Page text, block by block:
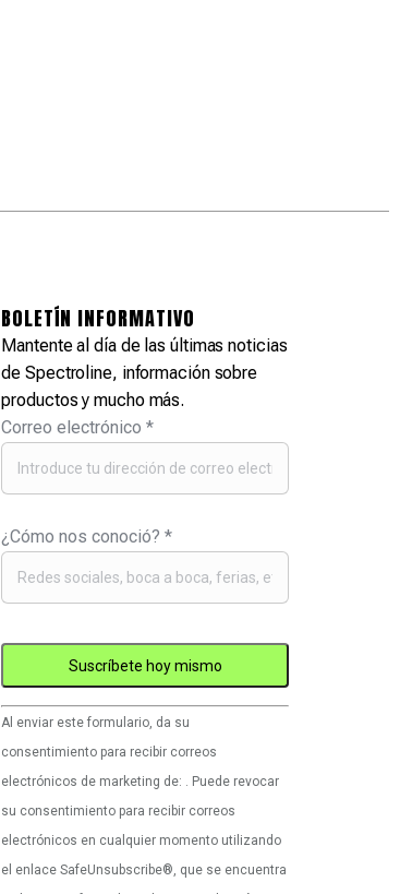
BOLETÍN INFORMATIVO
Mantente al día de las últimas noticias
de Spectroline, información sobre
productos y mucho más.
Correo electrónico*
¿Cómo nos conoció?*
Uso
de
Constant
Contact.
Por
favor,
deje
Al enviar este formulario, da su
consentimiento para recibir correos
electrónicos de marketing de: . Puede revocar
su consentimiento para recibir correos
electrónicos en cualquier momento utilizando
el enlace SafeUnsubscribe®, que se encuentra